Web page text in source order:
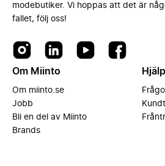
modebutiker. Vi hoppas att det är
fallet, följ oss!
Om Miinto
Om miinto.se
Jobb
Bli en del av Miinto
Brands
Hjälp